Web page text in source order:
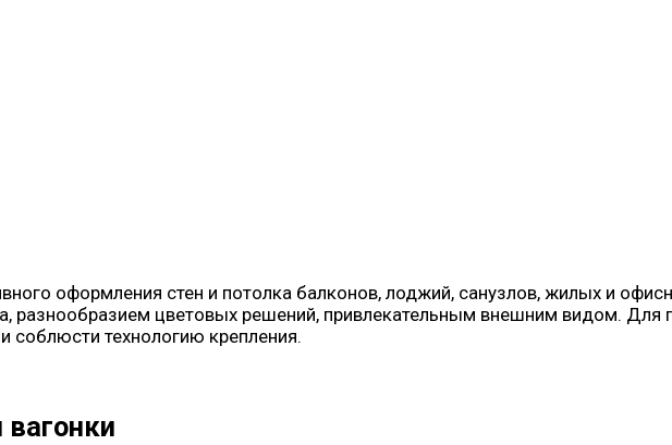
оформления стен и потолка балконов, лоджий, санузлов, жилых и
разнообразием цветовых решений, привлекательным внешним видом. Для
соблюсти технологию крепления.